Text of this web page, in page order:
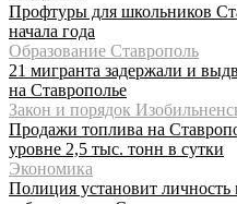
Профтуры для школьников
начала года
Образование Ставрополь
21 мигранта задержали и
на Ставрополье
Закон и порядок
Продажи топлива на
уровне 2,5 тыс. тонн в сутки
Экономика
Полиция установит